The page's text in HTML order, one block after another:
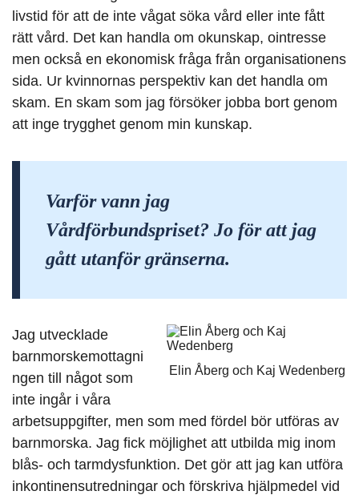
livstid för att de inte vågat söka vård eller inte fått
rätt vård. Det kan handla om okunskap, ointresse
men också en ekonomisk fråga från organisationens
sida. Ur kvinnornas perspektiv kan det handla om
skam. En skam som jag försöker jobba bort genom
att inge trygghet genom min kunskap.
Varför vann jag
Vårdförbundspriset? Jo för att jag
gått utanför gränserna.
Elin Åberg och Kaj Wedenberg
Jag utvecklade
barnmorskemottagni
ngen till något som
inte ingår i våra
arbetsuppgifter, men som med fördel bör utföras av
barnmorska. Jag fick möjlighet att utbilda mig inom
blås- och tarmdysfunktion. Det gör att jag kan utföra
inkontinensutredningar och förskriva hjälpmedel vid